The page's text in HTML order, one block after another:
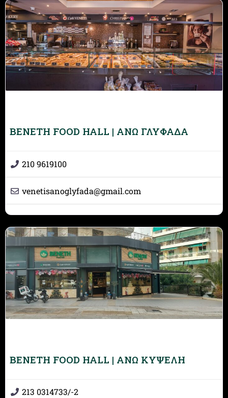
BENETH FOOD HALL | ΑΝΩ ΓΛΥΦΑΔΑ
210 9619100
venetisanoglyfada@gmail.com
BENETH FOOD HALL | ΑΝΩ ΚΥΨΕΛΗ
213 0314733/-2